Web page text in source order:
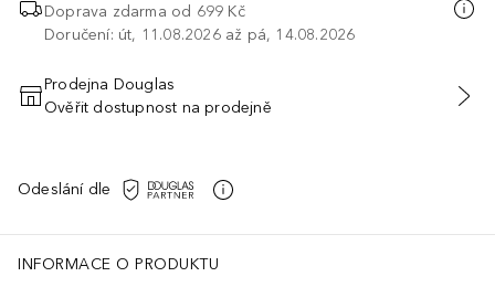
Doprava zdarma od 699 Kč
Doručení: út, 11.08.2026 až pá, 14.08.2026
PŘIDAT DO KOŠÍKU
Prodejna Douglas
Ověřit dostupnost na prodejně
Odeslání dle
INFORMACE O PRODUKTU